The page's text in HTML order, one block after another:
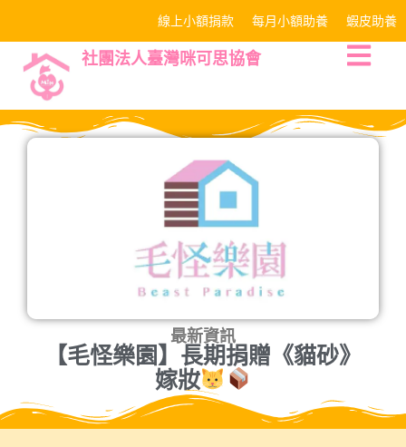
線上小額捐款 每月小額助養 蝦皮助養
社團法人臺灣咪可思協會
最新資訊
【毛怪樂園】長期捐贈《貓砂》
嫁妝